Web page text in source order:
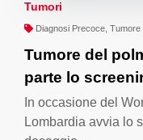
Tumori
Diagnosi Precoce, Tumore
Tumore del
parte lo
In occasione del
Lombardia avvia lo